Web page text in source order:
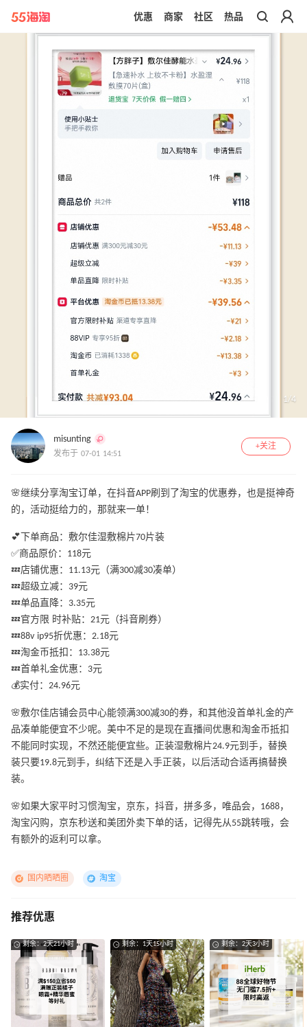
带你去官网买正品
优惠 商家 社区 热品
1/4
misunting
发布于 07-01 14:51
+关注
🌸继续分享淘宝订单，在抖音APP刷到了淘宝的优惠券，也是挺神奇
的，活动挺给力的，那就来一单！
💕下单商品：敷尔佳湿敷棉片70片装
✅商品原价：118元
💤店铺优惠：11.13元（满300减30凑单）
💤超级立减：39元
💤单品直降：3.35元
💤官方限 时补贴：21元（抖音刷券）
💤88v ip95折优惠：2.18元
💤淘金币抵扣：13.38元
💤首单礼金优惠：3元
💰实付：24.96元
🌸敷尔佳店铺会员中心能领满300减30的券，和其他没首单礼金的产
品凑单能便宜不少呢。美中不足的是现在直播间优惠和淘金币抵扣
不能同时实现，不然还能便宜些。正装湿敷棉片24.9元到手，替换
装只要19.8元到手，纠结下还是入手正装，以后活动合适再搞替换
装。
🌸如果大家平时习惯淘宝，京东，抖音，拼多多，唯品会，1688，
淘宝闪购，京东秒送和美团外卖下单的话，记得先从55跳转哦，会
有额外的返利可以拿。
国内晒晒圈 淘宝
推荐优惠
剩余：2天21小时 剩余：1天15小时 剩余：2天3小时